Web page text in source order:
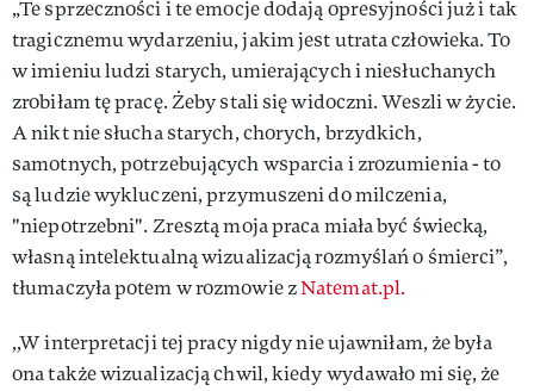
„Te sprzeczności i te emocje dodają opresyjności już i tak
tragicznemu wydarzeniu, jakim jest utrata człowieka. To
w imieniu ludzi starych, umierających i niesłuchanych
zrobiłam tę pracę. Żeby stali się widoczni. Weszli w życie.
A nikt nie słucha starych, chorych, brzydkich,
samotnych, potrzebujących wsparcia i zrozumienia - to
są ludzie wykluczeni, przymuszeni do milczenia,
"niepotrzebni". Zresztą moja praca miała być świecką,
własną intelektualną wizualizacją rozmyślań o śmierci”,
tłumaczyła potem w rozmowie zNatemat.pl.
,,W interpretacji tej pracy nigdy nie ujawniłam, że była
ona także wizualizacją chwil, kiedy wydawało mi się, że